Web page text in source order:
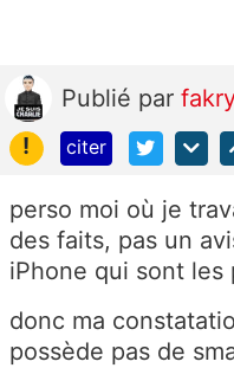
Publié par
!
citer
perso moi où je
des faits, pas un
iPhone qui sont les
donc ma
possède pas de